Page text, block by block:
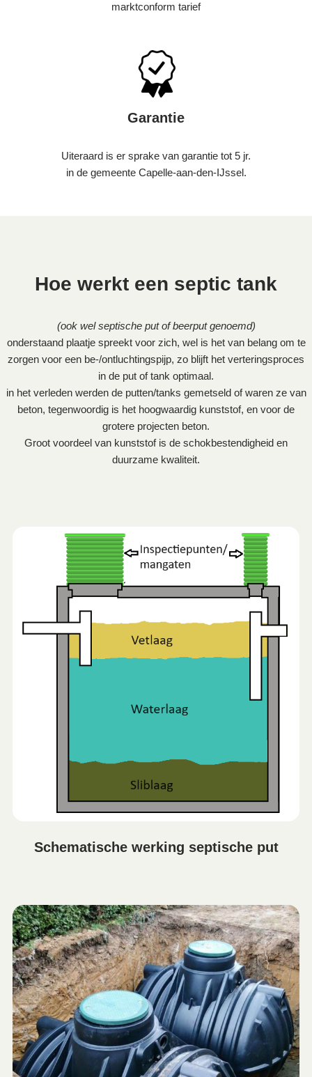
marktconform tarief
Garantie
Uiteraard is er sprake van garantie tot 5 jr.
in de gemeente Capelle-aan-den-IJssel.
Hoe werkt een septic tank
(ook wel septische put of beerput genoemd)
onderstaand plaatje spreekt voor zich, wel is het van belang om te
zorgen voor een be-/ontluchtingspijp, zo blijft het verteringsproces
in de put of tank optimaal.
in het verleden werden de putten/tanks gemetseld of waren ze van
beton, tegenwoordig is het hoogwaardig kunststof, en voor de
grotere projecten beton.
Groot voordeel van kunststof is de schokbestendigheid en
duurzame kwaliteit.
Schematische werking septische put